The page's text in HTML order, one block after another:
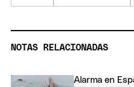
NOTAS RELACIONADAS
Alarma en